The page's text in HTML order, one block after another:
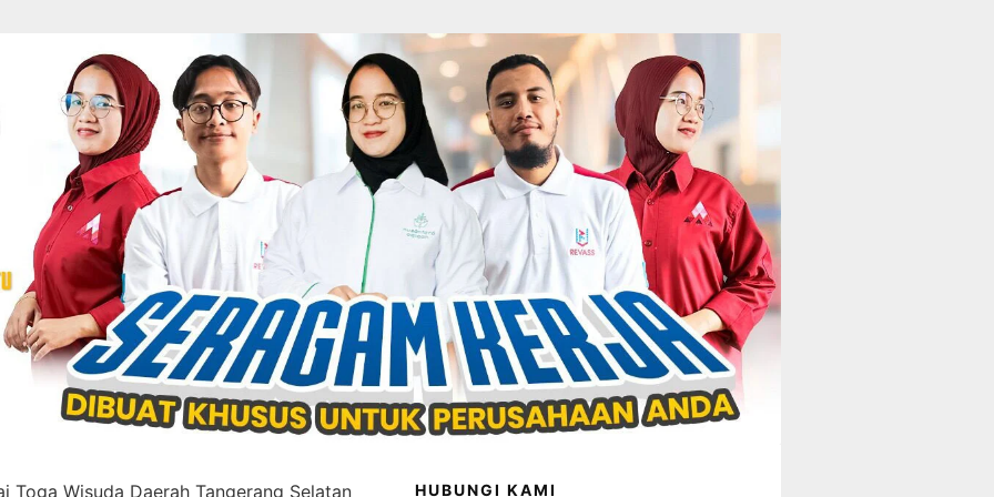
Toga Wisuda Daerah Tangerang Selatan HUBUNGI KAMI